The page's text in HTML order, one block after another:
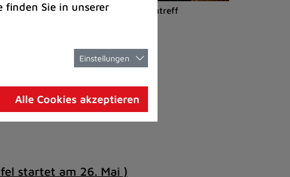
tritt am 6. Juni im Mehrgenerationentreff
550-5095.
startet am 26. Mai )
finden Sie in unserer
Einstellungen
Alle Cookies akzeptieren